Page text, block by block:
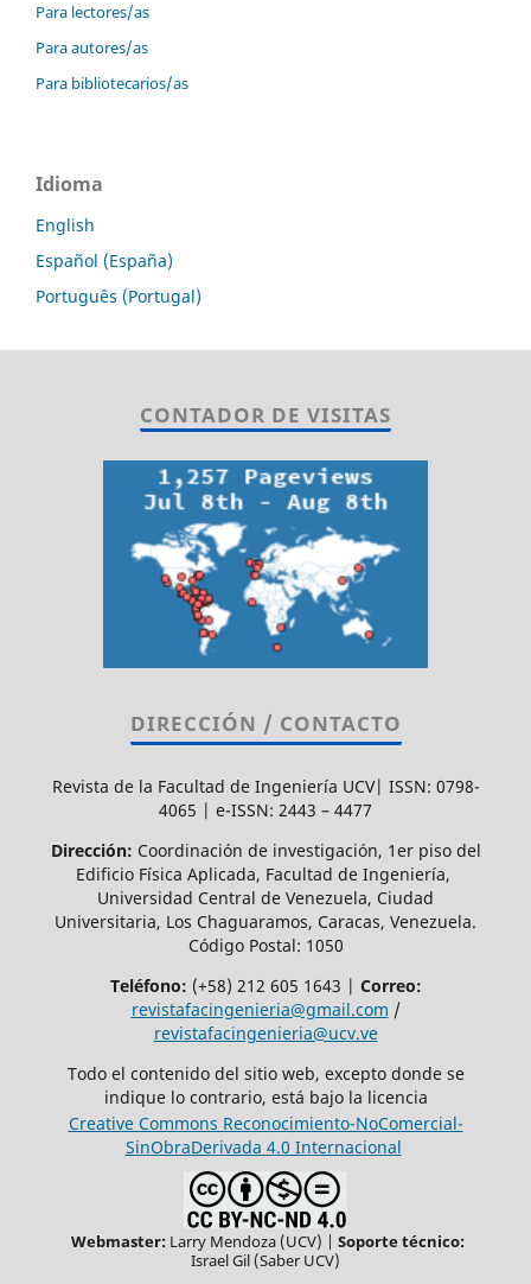
Para lectores/as
Para autores/as
Para bibliotecarios/as
Idioma
English
Español (España)
Português (Portugal)
CONTADOR DE VISITAS
DIRECCIÓN / CONTACTO
Revista de la Facultad de Ingeniería UCV| ISSN: 0798-
4065 | e-ISSN: 2443 – 4477
Dirección: Coordinación de investigación, 1er piso del
Edificio Física Aplicada, Facultad de Ingeniería,
Universidad Central de Venezuela, Ciudad
Universitaria, Los Chaguaramos, Caracas, Venezuela.
Código Postal: 1050
Teléfono: (+58) 212 605 1643 | Correo:
revistafacingenieria@gmail.com /
revistafacingenieria@ucv.ve
Todo el contenido del sitio web, excepto donde se
indique lo contrario, está bajo la licencia
Creative Commons Reconocimiento-NoComercial-
SinObraDerivada 4.0 Internacional
Webmaster: Larry Mendoza (UCV) | Soporte técnico:
Israel Gil (Saber UCV)